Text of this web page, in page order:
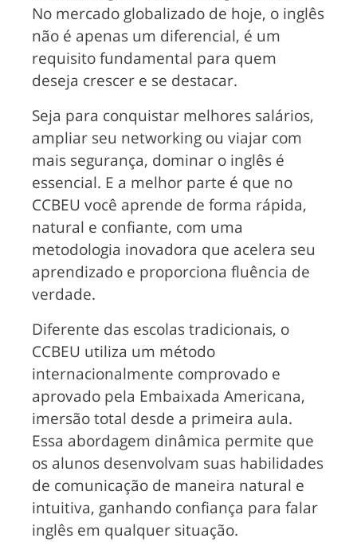
No mercado globalizado de hoje, o inglês
não é apenas um diferencial, é um
requisito fundamental para quem
deseja crescer e se destacar.
Seja para conquistar melhores salários,
ampliar seu networking ou viajar com
mais segurança, dominar o inglês é
essencial. E a melhor parte é que no
CCBEU você aprende de forma rápida,
natural e confiante, com uma
metodologia inovadora que acelera seu
aprendizado e proporciona fluência de
verdade.
Diferente das escolas tradicionais, o
CCBEU utiliza um método
internacionalmente comprovado e
aprovado pela Embaixada Americana,
imersão total desde a primeira aula.
Essa abordagem dinâmica permite que
os alunos desenvolvam suas habilidades
de comunicação de maneira natural e
intuitiva, ganhando confiança para falar
inglês em qualquer situação.